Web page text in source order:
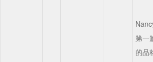
第一
的品